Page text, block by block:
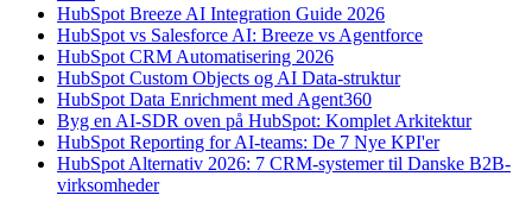
HubSpot Breeze AI Integration Guide 2026
HubSpot vs Salesforce AI: Breeze vs Agentforce
HubSpot CRM Automatisering 2026
HubSpot Custom Objects og AI Data-struktur
HubSpot Data Enrichment med Agent360
Byg en AI-SDR oven på HubSpot: Komplet Arkitektur
HubSpot Reporting for AI-teams: De 7 Nye KPI'er
HubSpot Alternativ 2026: 7 CRM-systemer til Danske B2B-
virksomheder